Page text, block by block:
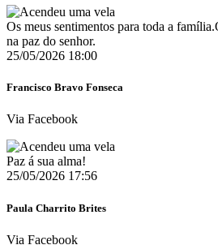
Os meus sentimentos para toda a
na paz do senhor.
25/05/2026 18:00
Francisco Bravo Fonseca
Via Facebook
Paz á sua alma!
25/05/2026 17:56
Paula Charrito Brites
Via Facebook